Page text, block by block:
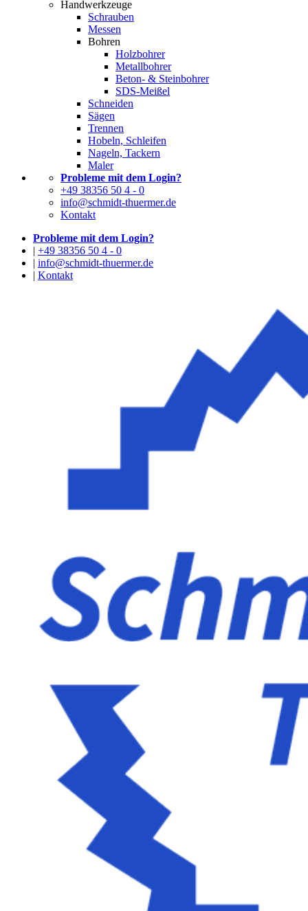
Handwerkzeuge
Schrauben
Messen
Bohren
Holzbohrer
Metallbohrer
Beton- & Steinbohrer
SDS-Meißel
Schneiden
Sägen
Trennen
Hobeln, Schleifen
Nageln, Tackern
Maler
Probleme mit dem Login?
+49 38356 50 4 - 0
info@schmidt-thuermer.de
Kontakt
Probleme mit dem Login?
| +49 38356 50 4 - 0
| info@schmidt-thuermer.de
| Kontakt